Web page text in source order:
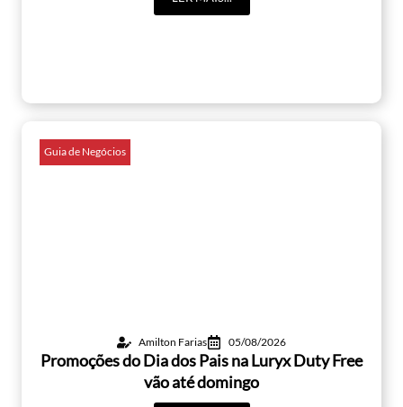
Guia de Negócios
Amilton Farias 05/08/2026
Promoções do Dia dos Pais na Luryx Duty Free
vão até domingo